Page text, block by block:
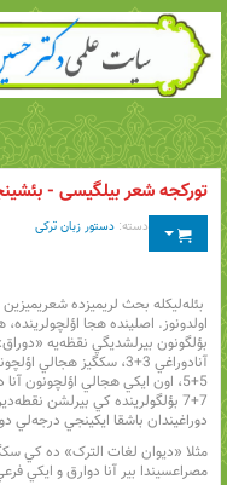
تورکجه شعر بیلگیسی -
دسته: دستور زبان ترکی
بئله‌ليکله بحث لريميزده
اولدونوز. اصلينده هجا
بؤلگونون بيرلشديگي نقظه‌يه
7+7 بؤلگولرينده کي بيرلشن
دوراغيندان باشقا ايکينجي درجه‌لي
مثلا «ديوان لغات الترک» ده کي
مصراعسيندا بير آنا دوارق و ايکي